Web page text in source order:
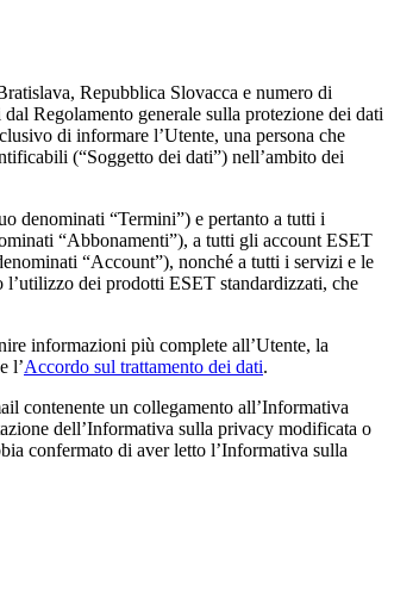
Repubblica Slovacca e numero di
Regolamento generale sulla protezione dei dati
di informare l’Utente, una persona che
(“Soggetto dei dati”) nell’ambito dei
denominati “Termini”) e pertanto a tutti i
“Abbonamenti”), a tutti gli account ESET
“Account”), nonché a tutti i servizi e le
dei prodotti ESET standardizzati, che
informazioni più complete all’Utente, la
l’Accordo sul trattamento dei dati.
contenente un collegamento all’Informativa
dell’Informativa sulla privacy modificata o
confermato di aver letto l’Informativa sulla